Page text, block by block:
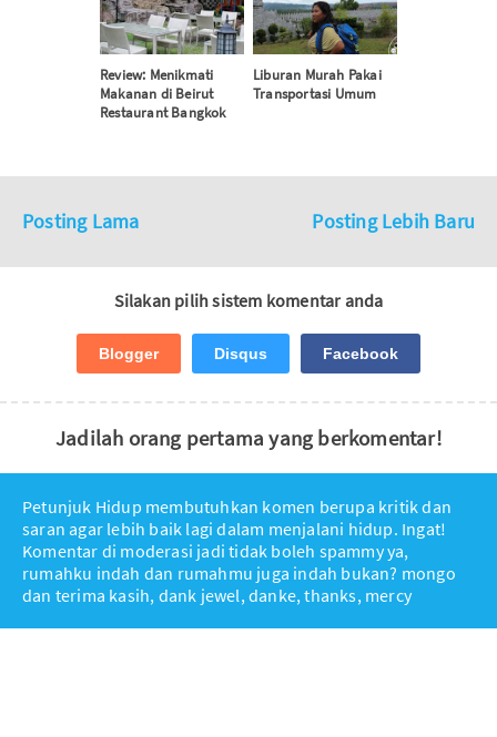
Review: Menikmati
Makanan di Beirut
Restaurant Bangkok
Liburan Murah Pakai
Transportasi Umum
Posting Lebih Baru
Posting Lama
Silakan pilih sistem komentar anda
Blogger Disqus Facebook
Jadilah orang pertama yang berkomentar!
Petunjuk Hidup membutuhkan komen berupa kritik dan
saran agar lebih baik lagi dalam menjalani hidup. Ingat!
Komentar di moderasi jadi tidak boleh spammy ya,
rumahku indah dan rumahmu juga indah bukan? mongo
dan terima kasih, dank jewel, danke, thanks, mercy